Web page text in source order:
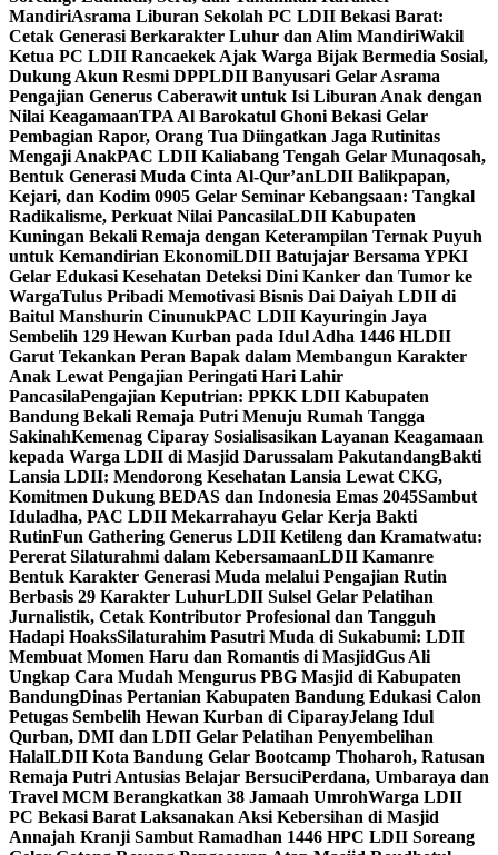
MandiriAsrama Liburan Sekolah PC LDII Bekasi Barat:
Cetak Generasi Berkarakter Luhur dan Alim MandiriWakil
Ketua PC LDII Rancaekek Ajak Warga Bijak Bermedia Sosial,
Dukung Akun Resmi DPPLDII Banyusari Gelar Asrama
Pengajian Generus Caberawit untuk Isi Liburan Anak dengan
Nilai KeagamaanTPA Al Barokatul Ghoni Bekasi Gelar
Pembagian Rapor, Orang Tua Diingatkan Jaga Rutinitas
Mengaji AnakPAC LDII Kaliabang Tengah Gelar Munaqosah,
Bentuk Generasi Muda Cinta Al-Qur’anLDII Balikpapan,
Kejari, dan Kodim 0905 Gelar Seminar Kebangsaan: Tangkal
Radikalisme, Perkuat Nilai PancasilaLDII Kabupaten
Kuningan Bekali Remaja dengan Keterampilan Ternak Puyuh
untuk Kemandirian EkonomiLDII Batujajar Bersama YPKI
Gelar Edukasi Kesehatan Deteksi Dini Kanker dan Tumor ke
WargaTulus Pribadi Memotivasi Bisnis Dai Daiyah LDII di
Baitul Manshurin CinunukPAC LDII Kayuringin Jaya
Sembelih 129 Hewan Kurban pada Idul Adha 1446 HLDII
Garut Tekankan Peran Bapak dalam Membangun Karakter
Anak Lewat Pengajian Peringati Hari Lahir
PancasilaPengajian Keputrian: PPKK LDII Kabupaten
Bandung Bekali Remaja Putri Menuju Rumah Tangga
SakinahKemenag Ciparay Sosialisasikan Layanan Keagamaan
kepada Warga LDII di Masjid Darussalam PakutandangBakti
Lansia LDII: Mendorong Kesehatan Lansia Lewat CKG,
Komitmen Dukung BEDAS dan Indonesia Emas 2045Sambut
Iduladha, PAC LDII Mekarrahayu Gelar Kerja Bakti
RutinFun Gathering Generus LDII Ketileng dan Kramatwatu:
Pererat Silaturahmi dalam KebersamaanLDII Kamanre
Bentuk Karakter Generasi Muda melalui Pengajian Rutin
Berbasis 29 Karakter LuhurLDII Sulsel Gelar Pelatihan
Jurnalistik, Cetak Kontributor Profesional dan Tangguh
Hadapi HoaksSilaturahim Pasutri Muda di Sukabumi: LDII
Membuat Momen Haru dan Romantis di MasjidGus Ali
Ungkap Cara Mudah Mengurus PBG Masjid di Kabupaten
BandungDinas Pertanian Kabupaten Bandung Edukasi Calon
Petugas Sembelih Hewan Kurban di CiparayJelang Idul
Qurban, DMI dan LDII Gelar Pelatihan Penyembelihan
HalalLDII Kota Bandung Gelar Bootcamp Thoharoh, Ratusan
Remaja Putri Antusias Belajar BersuciPerdana, Umbaraya dan
Travel MCM Berangkatkan 38 Jamaah UmrohWarga LDII
PC Bekasi Barat Laksanakan Aksi Kebersihan di Masjid
Annajah Kranji Sambut Ramadhan 1446 HPC LDII Soreang